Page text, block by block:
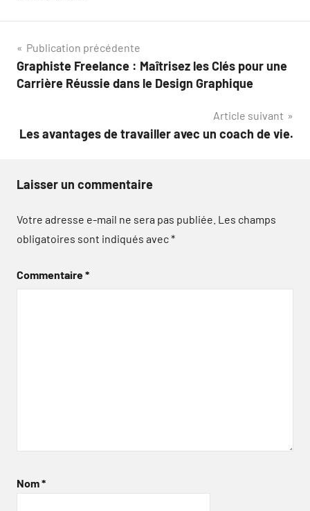
Navigation
de
Publication précédente
Graphiste Freelance : Maîtrisez les Clés pour une
Carrière Réussie dans le Design Graphique
Article suivant
Les avantages de travailler avec un coach de vie.
Laisser un commentaire
Votre adresse e-mail ne sera pas publiée. Les champs
obligatoires sont indiqués avec*
Commentaire*
Nom*